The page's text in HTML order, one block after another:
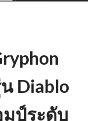
Diablo
มป์ระดับ